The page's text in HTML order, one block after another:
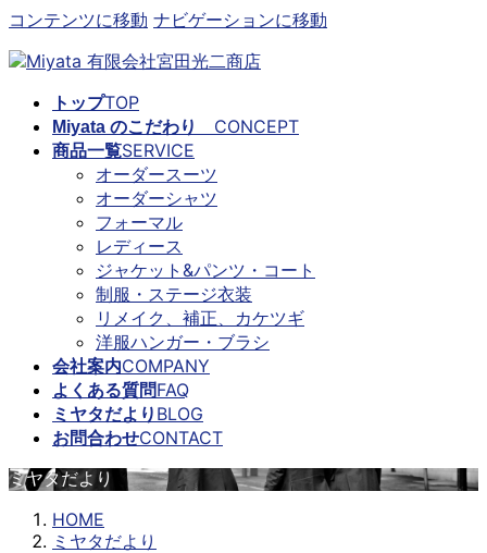
コンテンツに移動 ナビゲーションに移動
トップTOP
Miyata のこだわり CONCEPT
商品一覧SERVICE
オーダースーツ
オーダーシャツ
フォーマル
レディース
ジャケット&パンツ・コート
制服・ステージ衣装
リメイク、補正、カケツギ
洋服ハンガー・ブラシ
会社案内COMPANY
よくある質問FAQ
ミヤタだより BLOG
お問合わせCONTACT
ミヤタだより
HOME
ミヤタだより